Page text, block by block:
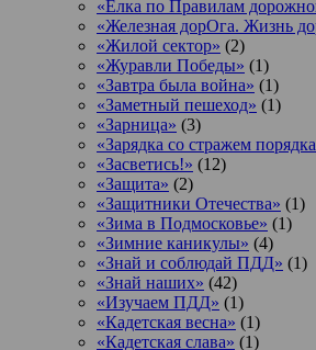
«Елка по Правилам
«Железная дорОга. Жизнь
«Жилой сектор» (2)
«Журавли Победы» (1)
«Завтра была война» (1)
«Заметный пешеход» (1)
«Зарница» (3)
«Зарядка со стражем
«Засветись!» (12)
«Защита» (2)
«Защитники Отечества» (1)
«Зима в Подмосковье» (1)
«Зимние каникулы» (4)
«Знай и соблюдай ПДД» (1)
«Знай наших» (42)
«Изучаем ПДД» (1)
«Кадетская весна» (1)
«Кадетская слава» (1)